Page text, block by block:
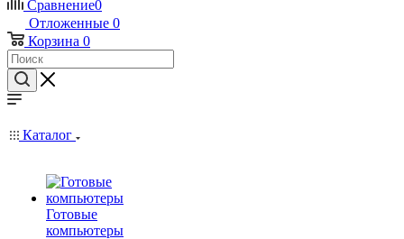
Сравнение0
Отложенные 0
Корзина 0
Каталог
Готовые
компьютеры